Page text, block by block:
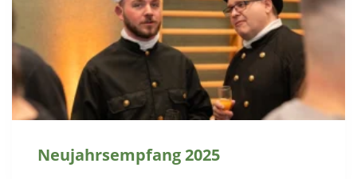
Neujahrsempfang 2025